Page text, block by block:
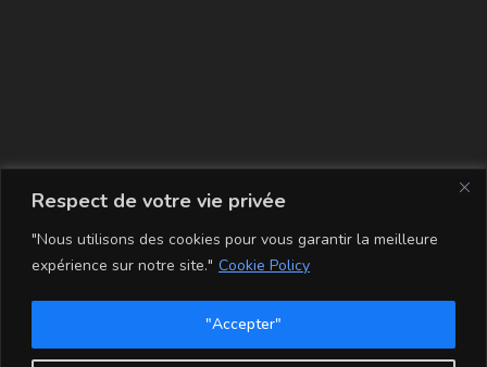
Respect de votre vie privée
"Nous utilisons des cookies pour vous garantir la meilleure
expérience sur notre site." Cookie Policy
"Accepter"
La carte
Conditions Générales de Vente Mentions légales
Mon compte